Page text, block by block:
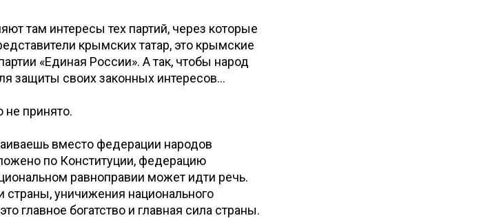
там интересы тех партий, через которые
крымских татар, это крымские
«Единая России». А так, чтобы народ
защиты своих законных интересов…
не принято.
вместо федерации народов
по Конституции, федерацию
равноправии может идти речь.
уничижения национального
главное богатство и главная сила страны.